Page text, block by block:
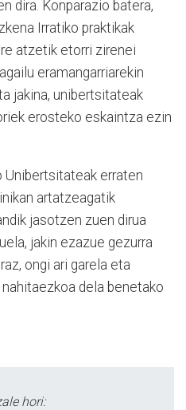
dira. Konparazio batera,
Irratiko praktikak
atzetik etorri zirenei
eramangarriarekin
jakina, unibertsitateak
erosteko eskaintza ezin
Unibertsitateak erraten
artatzeagatik
jasotzen zuen dirua
jakin ezazue gezurra
ongi ari garela eta
dela benetako
hori: